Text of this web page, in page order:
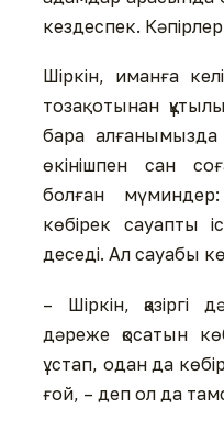
кездеспек.
Шіркін, иманға
тозақ отынан
бара
өкінішпен сан
болған мүминдер:
көбірек сауапты
деседі. Ал сауабы
– Шіркін, қазіргі
дәреже қосатын
ұстап, одан да
ғой, – деп ол да